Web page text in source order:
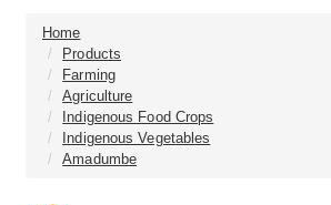
Home
Products
Farming
Agriculture
Indigenous Food Crops
Indigenous Vegetables
Amadumbe